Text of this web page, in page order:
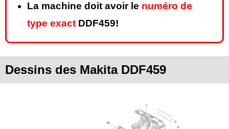
La machine doit avoir le numéro de
type exact DDF459!
Dessins des Makita DDF459